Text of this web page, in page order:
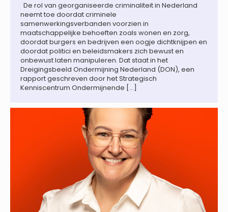
De rol van georganiseerde criminaliteit in Nederland
neemt toe doordat criminele
samenwerkingsverbanden voorzien in
maatschappelijke behoeften zoals wonen en zorg,
doordat burgers en bedrijven een oogje dichtknijpen en
doordat politici en beleidsmakers zich bewust en
onbewust laten manipuleren. Dat staat in het
Dreigingsbeeld Ondermijning Nederland (DON), een
rapport geschreven door het Strategisch
Kenniscentrum Ondermijnende […]